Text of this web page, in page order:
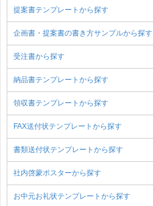
提案書テンプレートから探す
企画書・提案書の書き方サンプルから探す
受注書から探す
納品書テンプレートから探す
領収書テンプレートから探す
FAX送付状テンプレートから探す
書類送付状テンプレートから探す
社内啓蒙ポスターから探す
お中元お礼状テンプレートから探す